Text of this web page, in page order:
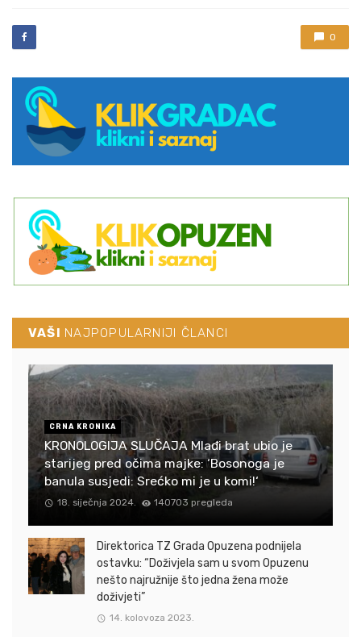
0
VAŠI NAJPOPULARNIJI ČLANCI
CRNA KRONIKA
KRONOLOGIJA SLUČAJA Mlađi brat ubio je
starijeg pred očima majke: ‘Bosonoga je
banula susjedi: Srećko mi je u komi!‘
18. siječnja 2024. 140703 pregleda
Direktorica TZ Grada Opuzena podnijela
ostavku: “Doživjela sam u svom Opuzenu
nešto najružnije što jedna žena može
doživjeti”
14. kolovoza 2023.